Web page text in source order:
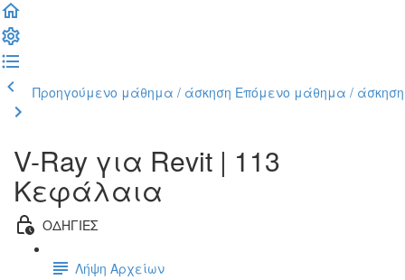
Προηγούμενο μάθημα / άσκηση Επόμενο μάθημα / άσκηση
V-Ray για Revit | 113
Κεφάλαια
ΟΔΗΓΙΕΣ
Λήψη Αρχείων